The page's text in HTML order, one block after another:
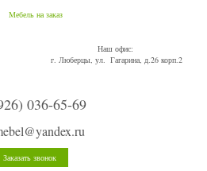
Наш офис:
г. Люберцы, ул. Гагарина, д.26 корп.2
036-65-69
Заказать звонок